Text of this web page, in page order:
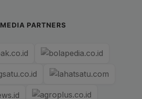
MEDIA PARTNERS